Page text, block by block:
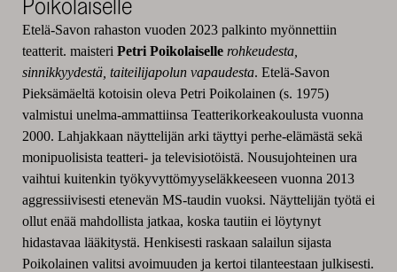
Etelä-Savon rahaston vuoden 2023 palkinto myönnettiin
teatterit. maisteri Petri Poikolaiselle rohkeudesta,
sinnikkyydestä, taiteilijapolun vapaudesta. Etelä-Savon
Pieksämäeltä kotoisin oleva Petri Poikolainen (s. 1975)
valmistui unelma-ammattiinsa Teatterikorkeakoulusta vuonna
2000. Lahjakkaan näyttelijän arki täyttyi perhe-elämästä sekä
monipuolisista teatteri- ja televisiotöistä. Nousujohteinen ura
vaihtui kuitenkin työkyvyttömyyseläkkeeseen vuonna 2013
aggressiivisesti etenevän MS-taudin vuoksi. Näyttelijän työtä ei
ollut enää mahdollista jatkaa, koska tautiin ei löytynyt
hidastavaa lääkitystä. Henkisesti raskaan salailun sijasta
Poikolainen valitsi avoimuuden ja kertoi tilanteestaan julkisesti.